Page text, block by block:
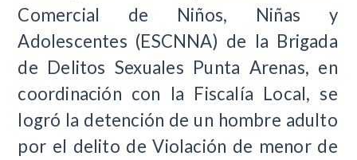
Comercial de Niños, Niñas y
Adolescentes (ESCNNA) de la Brigada
de Delitos Sexuales Punta Arenas, en
coordinación con la Fiscalía Local, se
logró la detención de un hombre adulto
por el delito de Violación de menor de